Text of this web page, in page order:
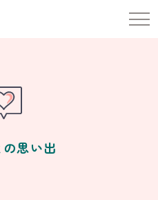
思い出